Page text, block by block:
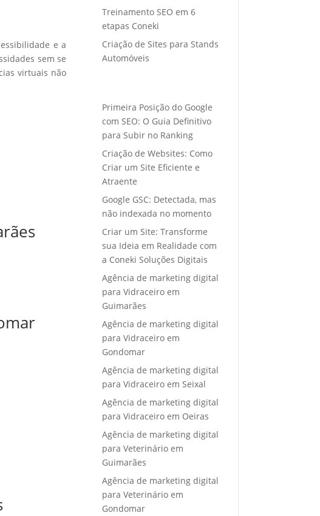
e a
sem se
virtuais não
Treinamento SEO em 6
etapas Coneki
Criação de Sites para Stands
Automóveis
Primeira Posição do Google
com SEO: O Guia Definitivo
para Subir no Ranking
Criação de Websites: Como
Criar um Site Eficiente e
Atraente
Google GSC: Detectada, mas
não indexada no momento
Criar um Site: Transforme
sua Ideia em Realidade com
a Coneki Soluções Digitais
Agência de marketing digital
para Vidraceiro em
Guimarães
Agência de marketing digital
para Vidraceiro em
Gondomar
Agência de marketing digital
para Vidraceiro em Seixal
Agência de marketing digital
para Vidraceiro em Oeiras
Agência de marketing digital
para Veterinário em
Guimarães
Agência de marketing digital
para Veterinário em
Gondomar